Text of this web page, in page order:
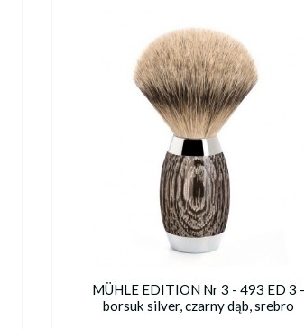
MÜHLE EDITION Nr 3 - 493 ED 3 -
borsuk silver, czarny dąb, srebro